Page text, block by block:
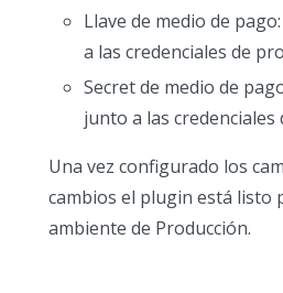
Llave de medio de
a las credenciales de
Secret de medio de
junto a las credenciales
Una vez configurado los
cambios el plugin está listo
ambiente de Producción.